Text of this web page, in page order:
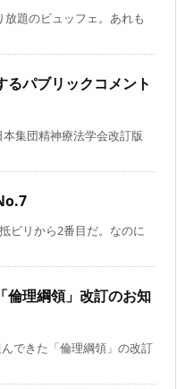
放題のビュッフェ。あれも
パブリックコメント
集団精神療法学会改訂版
ビリから2番目だ。なのに
倫理綱領」改訂のお知
できた「倫理綱領」の改訂